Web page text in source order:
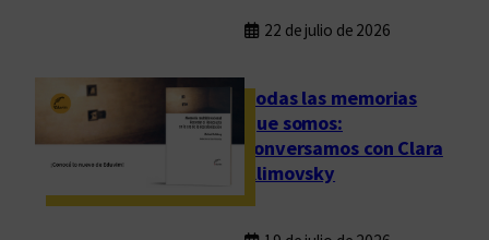
22 de julio de 2026
Todas las memorias
que somos:
conversamos con Clara
Klimovsky